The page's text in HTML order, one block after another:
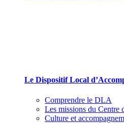
Le Dispositif Local
Comprendre le DLA
Les missions du Centre
Culture et